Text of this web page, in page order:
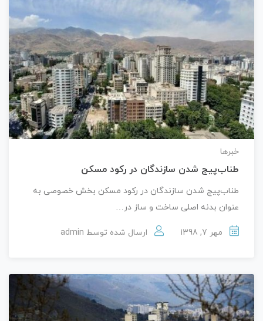
خبرها
طناب‌پیج شدن سازندگان در رکود مسکن
طناب‌پیج شدن سازندگان در رکود مسکن بخش خصوصی به
عنوان بدنه اصلی ساخت و ساز در…
مهر 7, 1398 ارسال شده توسط admin